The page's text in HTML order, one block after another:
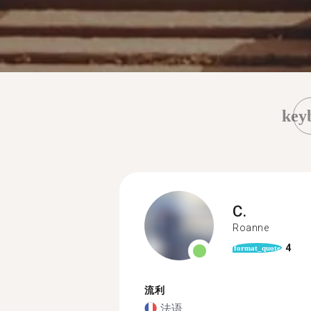
C.
Roanne
format_quote 4
流利
法语